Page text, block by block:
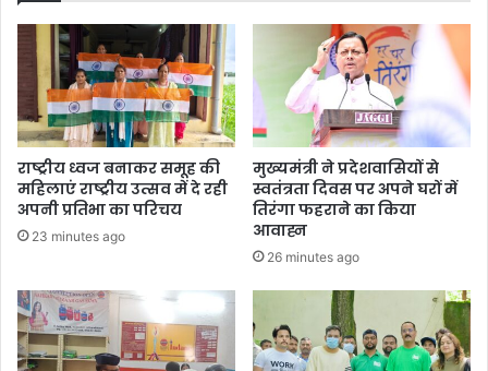
राष्ट्रीय ध्वज बनाकर समूह की
महिलाएं राष्ट्रीय उत्सव में दे रही
अपनी प्रतिभा का परिचय
23 minutes ago
मुख्यमंत्री ने प्रदेशवासियों से
स्वतंत्रता दिवस पर अपने घरों में
तिरंगा फहराने का किया
आवाह्न
26 minutes ago